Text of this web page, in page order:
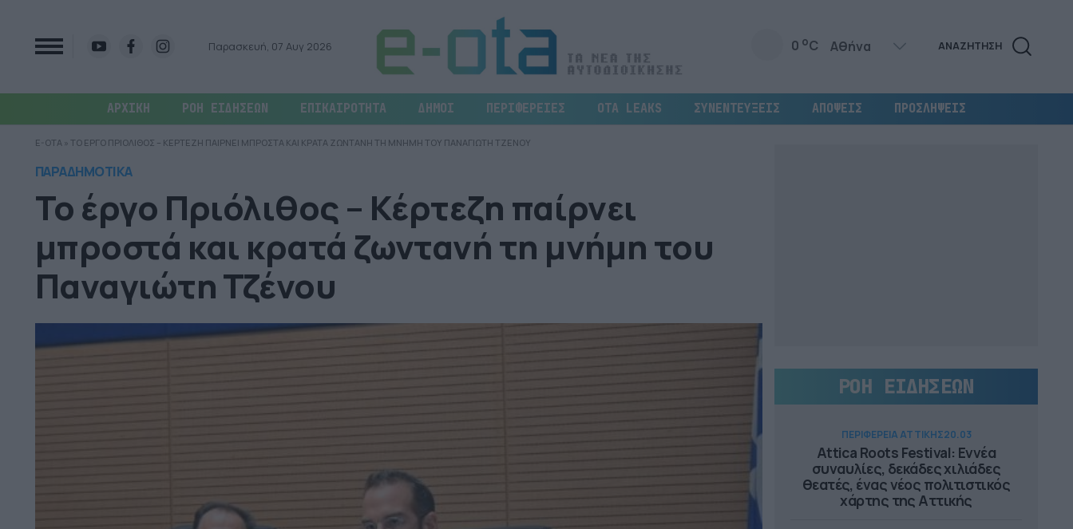
Παρασκευή, 07 Αυγ 2026 0 oC ΑΝΑΖΗΤΗΣΗ
ΑΡΧΙΚΗ ΡΟΗ ΕΙΔΗΣΕΩΝ ΕΠΙΚΑΙΡΟΤΗΤΑ ΔΗΜΟΙ ΠΕΡΙΦΕΡΕΙΕΣ OTA LEAKS ΣΥΝΕΝΤΕΥΞΕΙΣ ΑΠΟΨΕΙΣ ΠΡΟΣΛΗΨΕΙΣ
E-OTA » ΤΟ ΕΡΓΟ ΠΡΙΟΛΙΘΟΣ – ΚΕΡΤΕΖΗ ΠΑΙΡΝΕΙ ΜΠΡΟΣΤΑ ΚΑΙ ΚΡΑΤΑ ΖΩΝΤΑΝΗ ΤΗ ΜΝΗΜΗ ΤΟΥ ΠΑΝΑΓΙΩΤΗ ΤΖΕΝΟΥ
ΠΑΡΑΔΗΜΟΤΙΚΑ
Το έργο Πριόλιθος – Κέρτεζη παίρνει
μπροστά και κρατά ζωντανή τη μνήμη του
Παναγιώτη Τζένου
ΡΟΗ ΕΙΔΗΣΕΩΝ
ΠΕΡΙΦΕΡΕΙΑ ΑΤΤΙΚΗΣ20.03
Attica Roots Festival: Εννέα
συναυλίες, δεκάδες χιλιάδες
θεατές, ένας νέος πολιτιστικός
χάρτης της Αττικής